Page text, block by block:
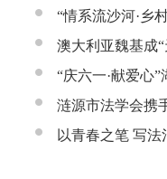
新之魂 湖南青年
“情系流沙河·乡
市流沙河镇
澳大利亚魏基成
开慧镇
“庆六一·献爱心
慧镇举行
涟源市法学会携
讲走进七星街镇
以青春之笔 写